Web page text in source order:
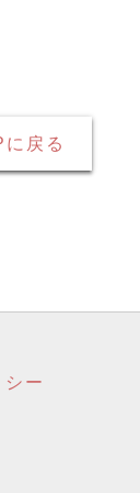
戻る
ー